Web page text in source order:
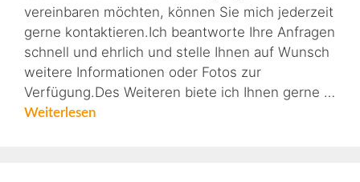
vereinbaren möchten, können Sie mich jederzeit
gerne kontaktieren.Ich beantworte Ihre Anfragen
schnell und ehrlich und stelle Ihnen auf Wunsch
weitere Informationen oder Fotos zur
Verfügung.Des Weiteren biete ich Ihnen gerne …
Weiterlesen